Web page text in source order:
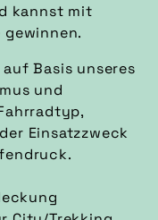
kannst mit
Basis unseres
und
Einsatzzweck